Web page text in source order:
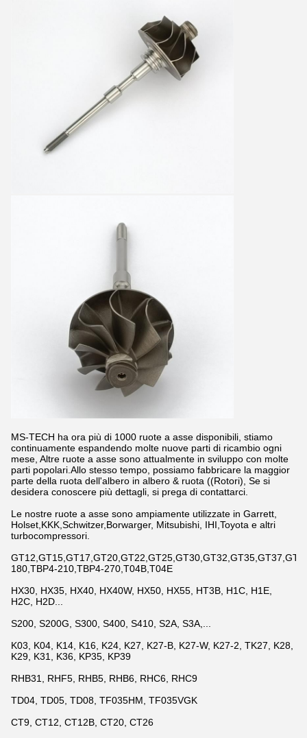
MS-TECH ha ora più di 1000 ruote a asse disponibili, stiamo
continuamente espandendo molte nuove parti di ricambio ogni
mese, Altre ruote a asse sono attualmente in sviluppo con molte
parti popolari.Allo stesso tempo, possiamo fabbricare la maggior
parte della ruota dell'albero in albero & ruota ((Rotori), Se si
desidera conoscere più dettagli, si prega di contattarci.
Le nostre ruote a asse sono ampiamente utilizzate in Garrett,
Holset,KKK,Schwitzer,Borwarger, Mitsubishi, IHI,Toyota e altri
turbocompressori.
180,TBP4-210,TBP4-270,T04B,T04E
HX30, HX35, HX40, HX40W, HX50, HX55, HT3B, H1C, H1E,
H2C, H2D...
S200, S200G, S300, S400, S410, S2A, S3A,...
K03, K04, K14, K16, K24, K27, K27-B, K27-W, K27-2, TK27, K28,
K29, K31, K36, KP35, KP39
RHB31, RHF5, RHB5, RHB6, RHC6, RHC9
TD04, TD05, TD08, TF035HM, TF035VGK
CT9, CT12, CT12B, CT20, CT26